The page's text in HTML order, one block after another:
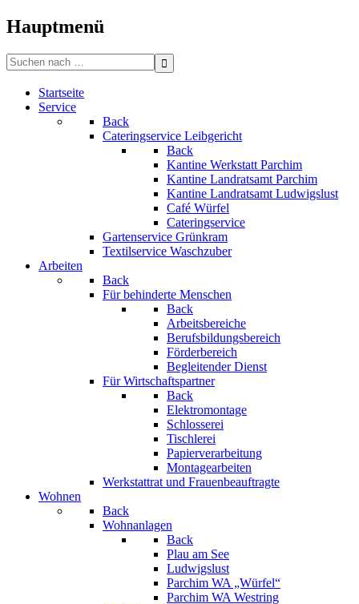
beachten
Sie:
Website
Barrierefreiheitssystem.
Hauptmenü
Search
for:
Startseite
Service
Back
Cateringservice Leibgericht
Back
Kantine Werkstatt Parchim
Kantine Landratsamt Parchim
Kantine Landratsamt Ludwigslust
Café Würfel
Cateringservice
Gartenservice Grünkram
Textilservice Waschzuber
Arbeiten
Back
Für behinderte Menschen
Back
Arbeitsbereiche
Berufsbildungsbereich
Förderbereich
Begleitender Dienst
Für Wirtschaftspartner
Back
Elektromontage
Schlosserei
Tischlerei
Papierverarbeitung
Montagearbeiten
Werkstattrat und Frauenbeauftragte
Wohnen
Back
Wohnanlagen
Back
Plau am See
Ludwigslust
Parchim WA „Würfel“
Parchim WA Westring